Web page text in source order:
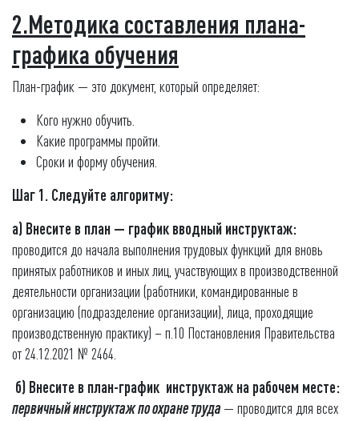
2.Методика составления плана-
графика обучения
План-график — это документ, который определяет:
Кого нужно обучить.
Какие программы пройти.
Сроки и форму обучения.
Шаг 1. Следуйте алгоритму:
а) Внесите в план — график вводный инструктаж:
проводится до начала выполнения трудовых функций для вновь
принятых работников и иных лиц, участвующих в производственной
деятельности организации (работники, командированные в
организацию (подразделение организации), лица, проходящие
производственную практику) – п.10 Постановления Правительства
от 24.12.2021 № 2464.
б) Внесите в план-график инструктаж на рабочем месте:
первичный инструктаж по охране труда— проводится для всех